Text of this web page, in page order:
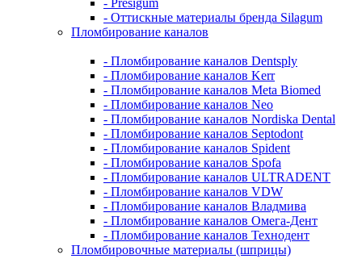
- Presigum
- Оттискные материалы бренда Silagum
Пломбирование каналов
- Пломбирование каналов Dentsply
- Пломбирование каналов Kerr
- Пломбирование каналов Meta Biomed
- Пломбирование каналов Neo
- Пломбирование каналов Nordiska Dental
- Пломбирование каналов Septodont
- Пломбирование каналов Spident
- Пломбирование каналов Spofa
- Пломбирование каналов ULTRADENT
- Пломбирование каналов VDW
- Пломбирование каналов Владмива
- Пломбирование каналов Омега-Дент
- Пломбирование каналов Технодент
Пломбировочные материалы (шприцы)